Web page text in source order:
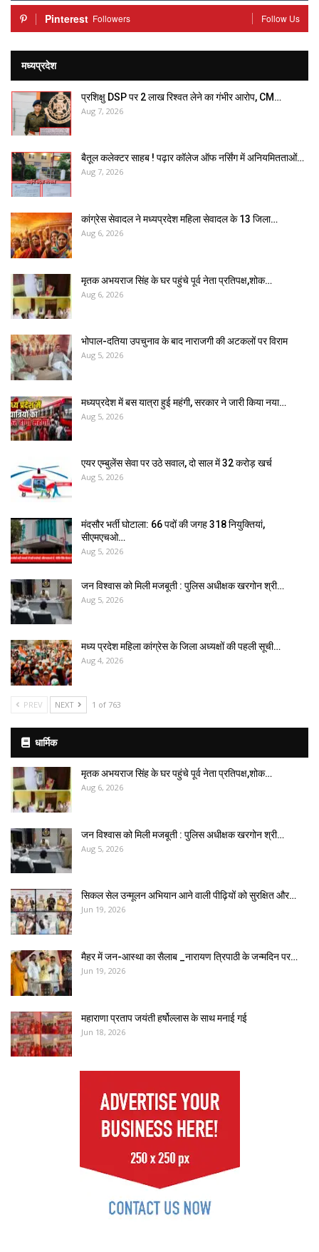
Pinterest Followers Follow Us
मध्यप्रदेश
प्रशिक्षु DSP पर ₹2 लाख रिश्वत लेने का गंभीर आरोप, CM…
Aug 7, 2026
बैतूल कलेक्टर साहब ! पढ़ार कॉलेज ऑफ नर्सिंग में अनियमितताओं…
Aug 7, 2026
कांग्रेस सेवादल ने मध्यप्रदेश महिला सेवादल के 13 जिला…
Aug 6, 2026
मृतक अभयराज सिंह के घर पहुंचे पूर्व नेता प्रतिपक्ष,शोक…
Aug 6, 2026
भोपाल-दतिया उपचुनाव के बाद नाराजगी की अटकलों पर विराम
Aug 5, 2026
मध्यप्रदेश में बस यात्रा हुई महंगी, सरकार ने जारी किया नया…
Aug 5, 2026
एयर एम्बुलेंस सेवा पर उठे सवाल, दो साल में ₹32 करोड़ खर्च
Aug 5, 2026
मंदसौर भर्ती घोटाला: 66 पदों की जगह 318 नियुक्तियां,
सीएमएचओ…
Aug 5, 2026
जन विश्वास को मिली मजबूती : पुलिस अधीक्षक खरगोन श्री…
Aug 5, 2026
मध्य प्रदेश महिला कांग्रेस के जिला अध्यक्षों की पहली सूची…
Aug 4, 2026
PREV NEXT 1 of 763
धार्मिक
मृतक अभयराज सिंह के घर पहुंचे पूर्व नेता प्रतिपक्ष,शोक…
Aug 6, 2026
जन विश्वास को मिली मजबूती : पुलिस अधीक्षक खरगोन श्री…
Aug 5, 2026
सिकल सेल उन्मूलन अभियान आने वाली पीढ़ियों को सुरक्षित और…
Jun 19, 2026
मैहर में जन-आस्था का सैलाब _नारायण त्रिपाठी के जन्मदिन पर…
Jun 19, 2026
महाराणा प्रताप जयंती हर्षोल्लास के साथ मनाई गई
Jun 18, 2026